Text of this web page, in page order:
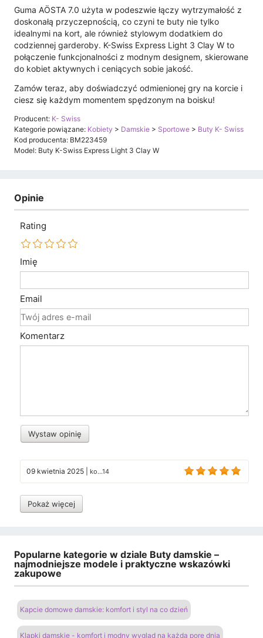
Guma AÖSTA 7.0 użyta w podeszwie łączy wytrzymałość z
doskonałą przyczepnością, co czyni te buty nie tylko
idealnymi na kort, ale również stylowym dodatkiem do
codziennej garderoby. K-Swiss Express Light 3 Clay W to
połączenie funkcjonalności z modnym designem, skierowane
do kobiet aktywnych i ceniących sobie jakość.
Zamów teraz, aby doświadczyć odmienionej gry na korcie i
ciesz się każdym momentem spędzonym na boisku!
Producent: K- Swiss
Kategorie powiązane: Kobiety > Damskie > Sportowe > Buty K- Swiss
Kod producenta: BM223459
Model: Buty K-Swiss Express Light 3 Clay W
Opinie
Rating
Imię
Email
Komentarz
Wystaw opinię
09 kwietnia 2025 ko...14
Pokaż więcej
Popularne kategorie w dziale Buty damskie –
najmodniejsze modele i praktyczne wskazówki
zakupowe
Kapcie domowe damskie: komfort i styl na co dzień
Klapki damskie - komfort i modny wygląd na każdą porę dnia